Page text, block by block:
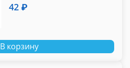
42 ₽
В корзину